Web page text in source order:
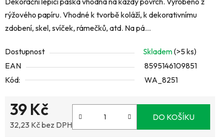
rýžového papíru. Vhodné k tvorbě koláží, k dekorativnímu
zdobení, skel, svíček, rámečků, atd. Na pá...
Dostupnost Skladem(>5 ks)
EAN
8595146109851
Kód:
WA_8251
39 Kč
32,23 Kč bez DPH
DO KOŠÍKU